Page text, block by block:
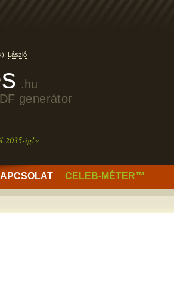
.hu
generátor
2035-ig!«
CELEB-MÉTER™
László